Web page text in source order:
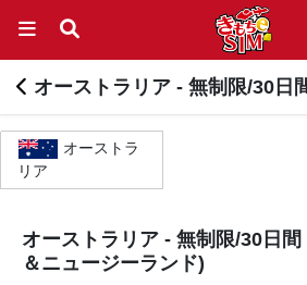
オーストラリア - 無制限/30日間（オーストラリア＆ニュ
オーストラ
リア
オーストラリア - 無制限/30日
＆ニュージーランド)